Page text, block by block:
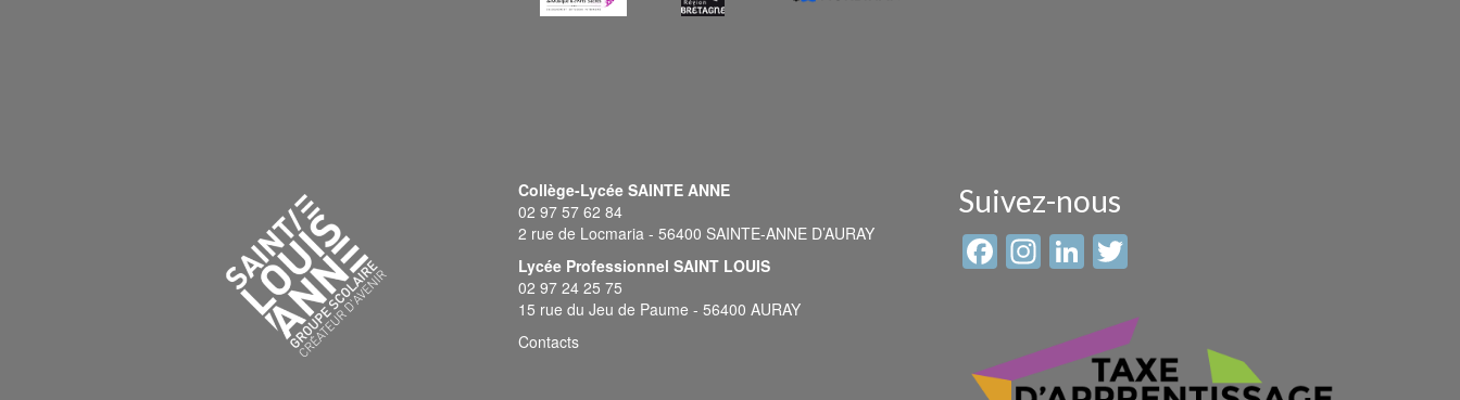
Collège-Lycée SAINTE ANNE
02 97 57 62 84
2 rue de Locmaria - 56400 SAINTE-ANNE D’AURAY
Lycée Professionnel SAINT LOUIS
02 97 24 25 75
15 rue du Jeu de Paume - 56400 AURAY
Contacts
Suivez-nous
Facebook
Instagram
LinkedIn